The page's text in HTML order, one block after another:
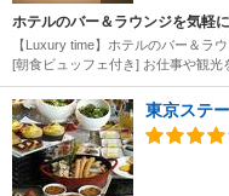
ホテルのバー＆ラウンジを気軽
【Luxury time】ホテルのバー＆ラ
[朝食ビュッフェ付き] お仕事や観光
東京ステ